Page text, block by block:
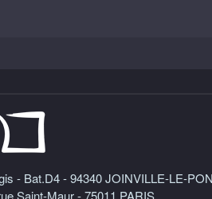
- Bat.D4 - 94340 JOINVILLE-LE-
Saint-Maur - 75011 PARIS